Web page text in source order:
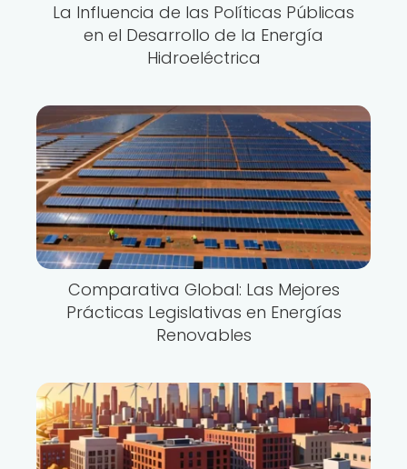
La Influencia de las Políticas Públicas
en el Desarrollo de la Energía
Hidroeléctrica
Comparativa Global: Las Mejores
Prácticas Legislativas en Energías
Renovables